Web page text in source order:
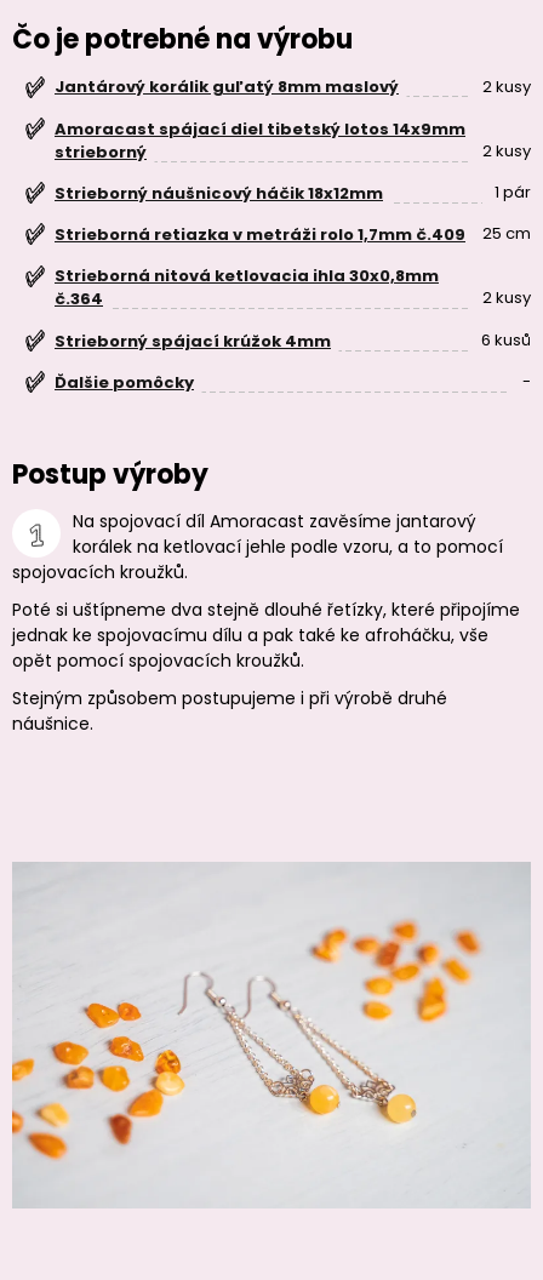
Čo je potrebné na výrobu
Jantárový korálik guľatý 8mm maslový
2 kusy
Amoracast spájací diel tibetský lotos 14x9mm
strieborný
2 kusy
Strieborný náušnicový háčik 18x12mm
1 pár
Strieborná retiazka v metráži rolo 1,7mm č.409
25 cm
Strieborná nitová ketlovacia ihla 30x0,8mm
č.364
2 kusy
Strieborný spájací krúžok 4mm
6 kusů
Ďalšie pomôcky
-
Postup výroby
Na spojovací díl Amoracast zavěsíme jantarový
korálek na ketlovací jehle podle vzoru, a to pomocí
spojovacích kroužků.
Poté si uštípneme dva stejně dlouhé řetízky, které připojíme
jednak ke spojovacímu dílu a pak také ke afroháčku, vše
opět pomocí spojovacích kroužků.
Stejným způsobem postupujeme i při výrobě druhé
náušnice.